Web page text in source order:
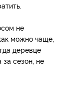
не
можно чаще,
деревце
сезон, не